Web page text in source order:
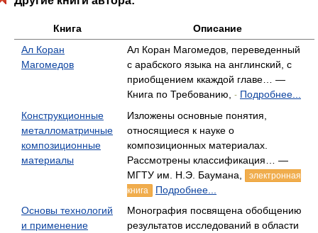
Книга
Описание
Ал Коран
Магомедов
Ал Коран Магомедов, переведенный
с арабского языка на англинский, с
приобщением ккаждой главе… —
Книга по Требованию,
- Подробнее...
Конструкционные
металломатричные
композиционные
материалы
Изложены основные понятия,
относящиеся к науке о
композиционных материалах.
Рассмотрены классификация… —
МГТУ им. Н.Э. Баумана,
электронная
книга
Подробнее...
Основы технологий
и применение
Монография посвящена обобщению
результатов исследований в области